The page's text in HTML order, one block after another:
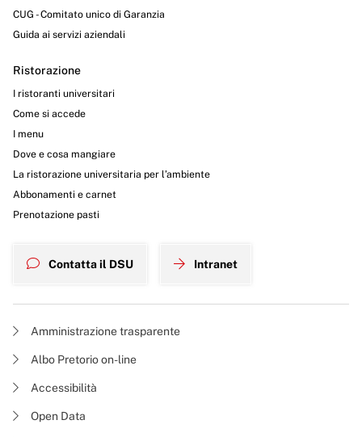
CUG - Comitato unico di Garanzia
Guida ai servizi aziendali
Ristorazione
I ristoranti universitari
Come si accede
I menu
Dove e cosa mangiare
La ristorazione universitaria per l’ambiente
Abbonamenti e carnet
Prenotazione pasti
Contatta il DSU Intranet
Amministrazione trasparente
Albo Pretorio on-line
Accessibilità
Open Data